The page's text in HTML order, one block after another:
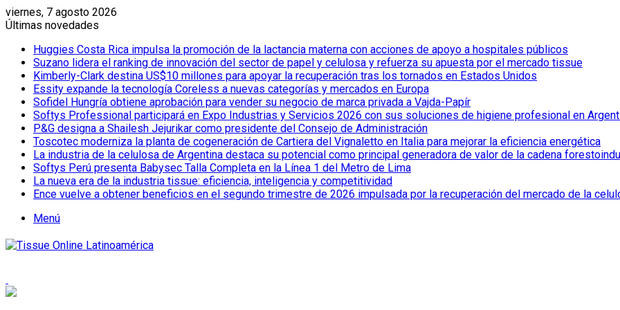
viernes, 7 agosto 2026
Últimas novedades
Huggies Costa Rica impulsa la promoción de la lactancia materna con acciones de apoyo a hospitales públicos
Suzano lidera el ranking de innovación del sector de papel y celulosa y refuerza su apuesta por el mercado tissue
Kimberly-Clark destina US$10 millones para apoyar la recuperación tras los tornados en Estados Unidos
Essity expande la tecnología Coreless a nuevas categorías y mercados en Europa
Sofidel Hungría obtiene aprobación para vender su negocio de marca privada a Vajda-Papír
Softys Professional participará en Expo Industrias y Servicios 2026 con sus soluciones de higiene profesional en
P&G designa a Shailesh Jejurikar como presidente del Consejo de Administración
Toscotec moderniza la planta de cogeneración de Cartiera del Vignaletto en Italia para mejorar la eficiencia energética
La industria de la celulosa de Argentina destaca su potencial como principal generadora de valor de la cadena
Softys Perú presenta Babysec Talla Completa en la Línea 1 del Metro de Lima
La nueva era de la industria tissue: eficiencia, inteligencia y competitividad
Ence vuelve a obtener beneficios en el segundo trimestre de 2026 impulsada por la recuperación del mercado de la
Menú